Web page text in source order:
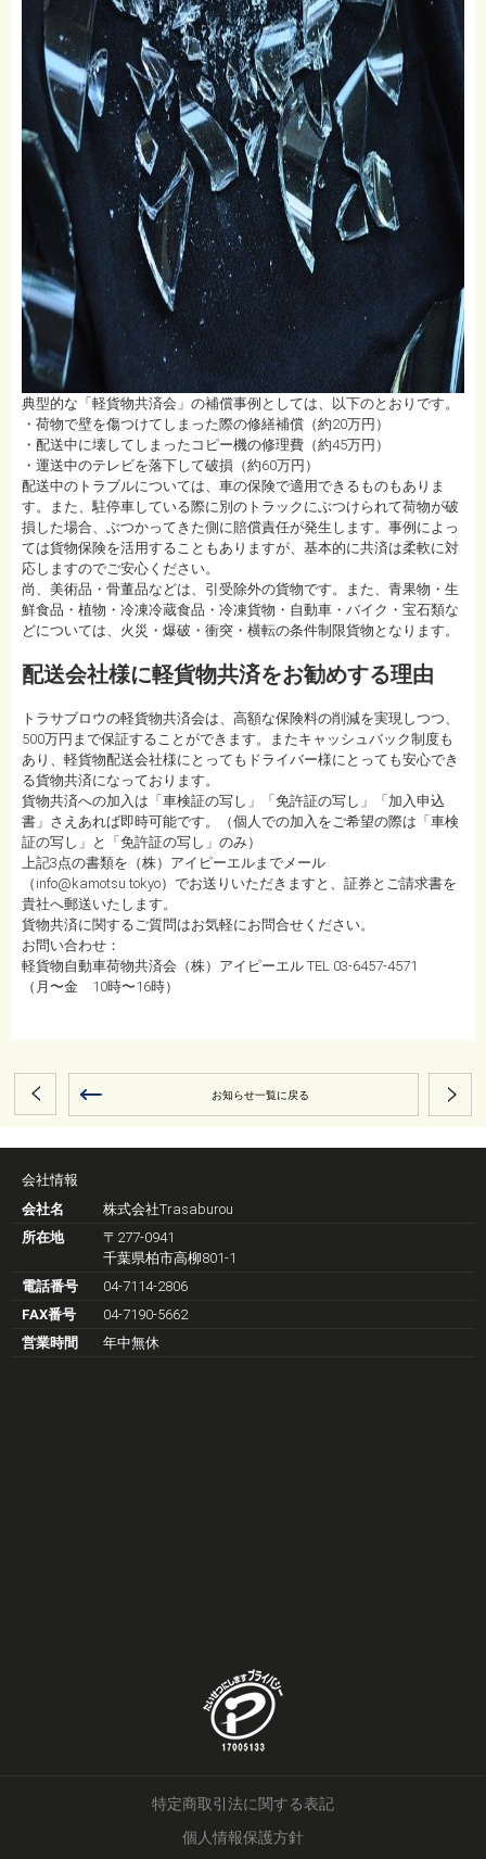
典型的な「軽貨物共済会」の補償事例としては、以下のとおりです。
・荷物で壁を傷つけてしまった際の修繕補償（約20万円）
・配送中に壊してしまったコピー機の修理費（約45万円）
・運送中のテレビを落下して破損（約60万円）
配送中のトラブルについては、車の保険で適用できるものもありま
す。また、駐停車している際に別のトラックにぶつけられて荷物が破
損した場合、ぶつかってきた側に賠償責任が発生します。事例によっ
ては貨物保険を活用することもありますが、基本的に共済は柔軟に対
応しますのでご安心ください。
尚、美術品・骨董品などは、引受除外の貨物です。また、青果物・生
鮮食品・植物・冷凍冷蔵食品・冷凍貨物・自動車・バイク・宝石類な
どについては、火災・爆破・衝突・横転の条件制限貨物となります。
配送会社様に軽貨物共済をお勧めする理由
トラサブロウの軽貨物共済会は、高額な保険料の削減を実現しつつ、
500万円まで保証することができます。またキャッシュバック制度も
あり、軽貨物配送会社様にとってもドライバー様にとっても安心でき
る貨物共済になっております。
貨物共済への加入は「車検証の写し」「免許証の写し」「加入申込
書」さえあれば即時可能です。（個人での加入をご希望の際は「車検
証の写し」と「免許証の写し」のみ）
上記3点の書類を（株）アイピーエルまでメール
（info@kamotsu.tokyo）でお送りいただきますと、証券とご請求書を
貴社へ郵送いたします。
貨物共済に関するご質問はお気軽にお問合せください。
お問い合わせ：
軽貨物自動車荷物共済会（株）アイピーエル TEL 03-6457-4571
（月〜金 10時〜16時）
お知らせ一覧に戻る
会社情報
会社名
株式会社Trasaburou
所在地
〒277-0941
千葉県柏市高柳801-1
電話番号
04-7114-2806
FAX番号
04-7190-5662
営業時間
年中無休
特定商取引法に関する表記
個人情報保護方針